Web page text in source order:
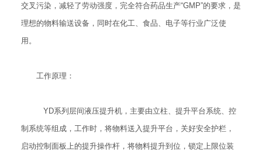
交叉污染，减轻了劳动强度，完全符合药品生产“GMP”的要求，是
理想的物料输送设备，同时在化工、食品、电子等行业广泛使
用。
工作原理：
YD系列层间液压提升机，主要由立柱、提升平台系统、控
制系统等组成，工作时，将物料送入提升平台，关好安全护栏，
启动控制面板上的提升操作杆，将物料提升到位，锁定上限位装